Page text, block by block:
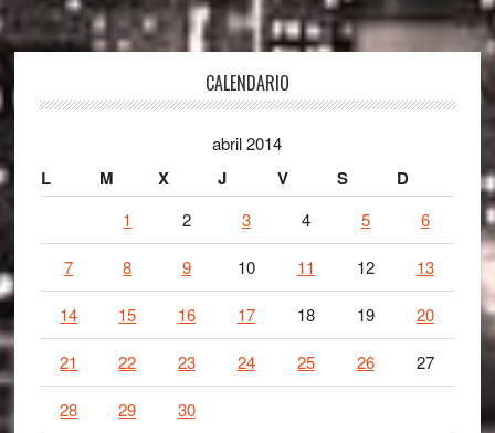
CALENDARIO
abril 2014
L M X J V S D
1 2 3 4 5 6
7 8 9 10 11 12 13
14 15 16 17 18 19 20
21 22 23 24 25 26 27
28 29 30